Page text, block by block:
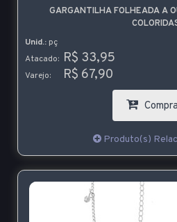
GARGANTILHA FOLHEADA A
Unid.: pç
Atacado: R$ 33,95
Varejo: R$ 67,90
Produto(s)